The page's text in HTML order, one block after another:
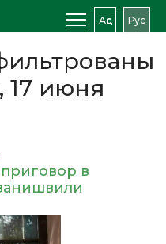
Аԥс Рус
17 июня
в